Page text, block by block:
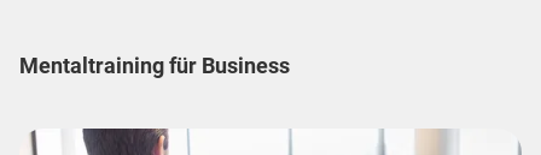
Mentaltraining für Business